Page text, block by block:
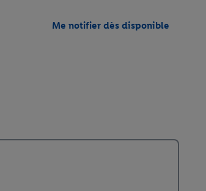
Me notifier dès disponible